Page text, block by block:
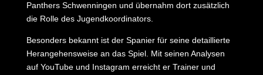
Panthers Schwenningen und übernahm dort zusätzlich
die Rolle des Jugendkoordinators.
Besonders bekannt ist der Spanier für seine detaillierte
Herangehensweise an das Spiel. Mit seinen Analysen
auf YouTube und Instagram erreicht er Trainer und